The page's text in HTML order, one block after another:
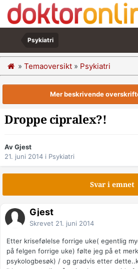
Psykiatri
» Temaoversikt » Psykiatri
Mer beskrivende
Droppe cipralex?!
Av Gjest
21. juni 2014 i Psykiatri
Svar i emnet
Gjest
Skrevet 21. juni 2014
Etter krisefølelse forrige uke( egentlig
på felgen forrige uke) følte jeg på et
psykologbesøk) / og gradvis etter